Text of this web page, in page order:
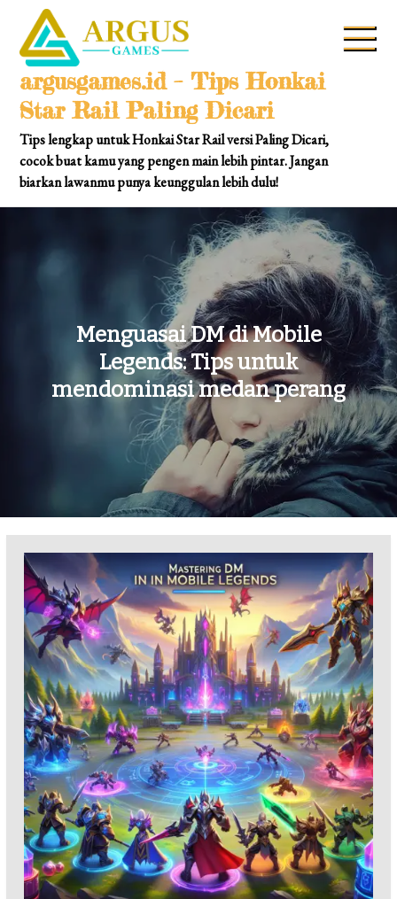
content
argusgames.id – Tips Honkai
Star Rail Paling Dicari
Tips lengkap untuk Honkai Star Rail versi Paling Dicari,
cocok buat kamu yang pengen main lebih pintar. Jangan
biarkan lawanmu punya keunggulan lebih dulu!
Menguasai DM di Mobile
Legends: Tips untuk
mendominasi medan perang